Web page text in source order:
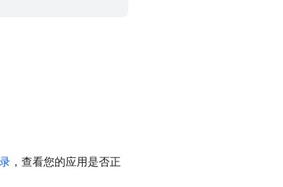
，查看您的应用是否正